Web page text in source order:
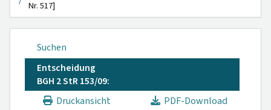
Nr. 517]
Suchen
Entscheidung
BGH 2 StR 153/09:
Druckansicht
PDF-Download